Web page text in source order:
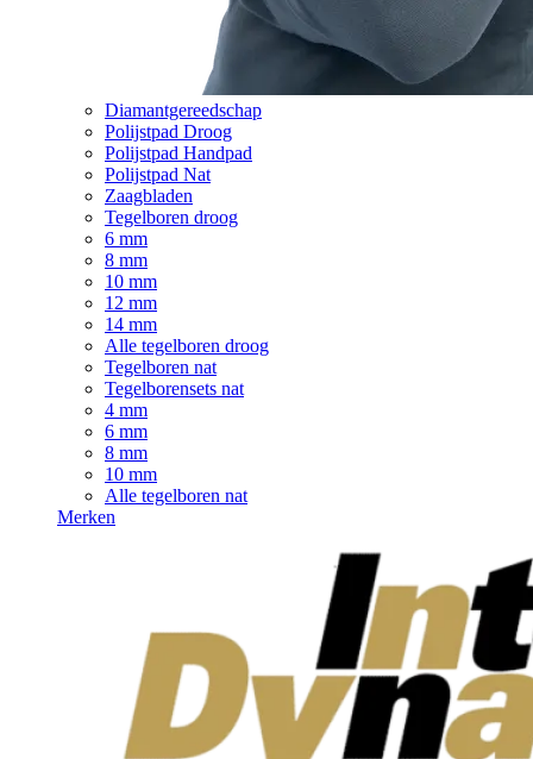
Diamantgereedschap
Polijstpad Droog
Polijstpad Handpad
Polijstpad Nat
Zaagbladen
Tegelboren droog
6 mm
8 mm
10 mm
12 mm
14 mm
Alle tegelboren droog
Tegelboren nat
Tegelborensets nat
4 mm
6 mm
8 mm
10 mm
Alle tegelboren nat
Merken